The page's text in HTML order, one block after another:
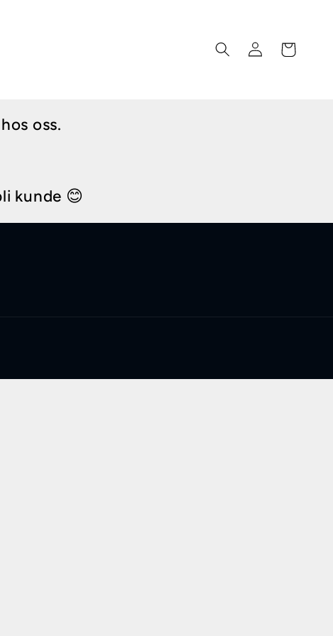
Logg
inn
Handlekurv
oss.
kunde 😊